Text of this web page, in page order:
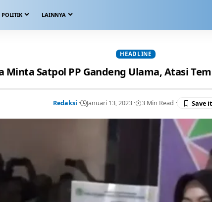
POLITIK LAINNYA
HEADLINE
Minta Satpol PP Gandeng Ulama, Atasi
Redaksi Januari 13, 2023 3 Min Read